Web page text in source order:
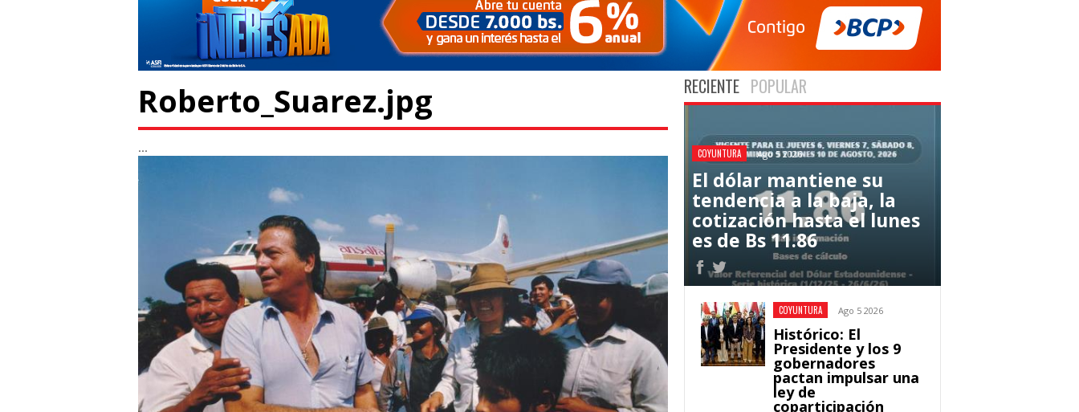
Roberto_Suarez.jpg
...
RECIENTE POPULAR
COYUNTURA Ago 5 2026
El dólar mantiene su
tendencia a la baja, la
cotización hasta el lunes
es de Bs 11.86
COYUNTURA Ago 5 2026
Histórico: El
Presidente y los 9
gobernadores
pactan impulsar una
ley de
coparticipación